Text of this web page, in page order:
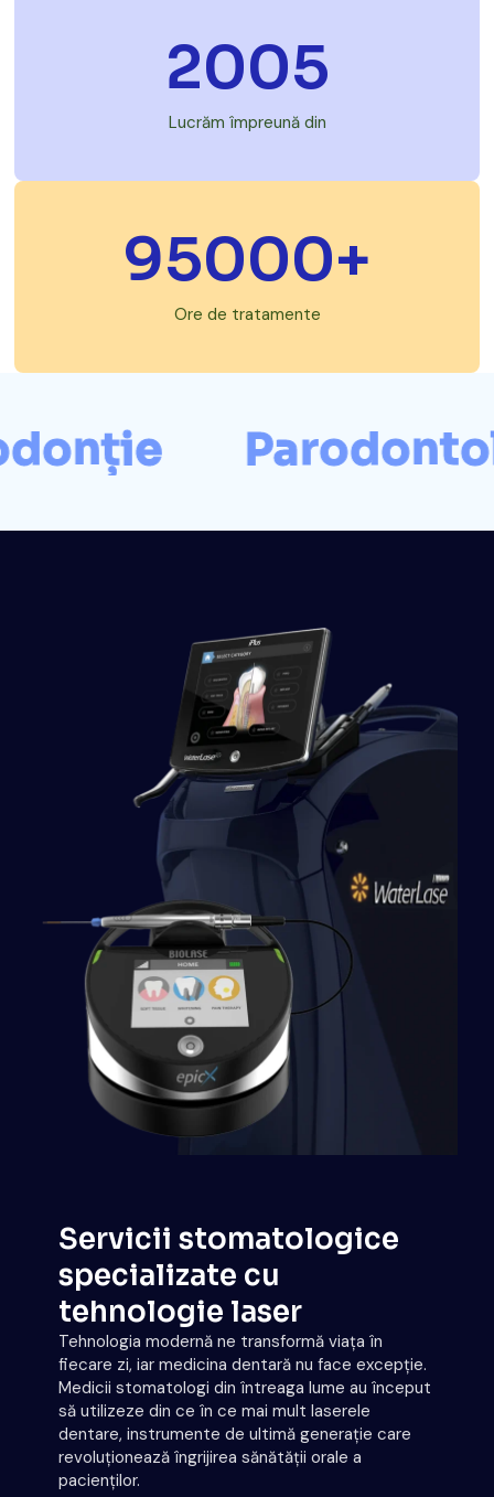
2005
Lucrăm împreună din
95000+
Ore de tratamente
Servicii stomatologice
specializate cu
tehnologie laser
Tehnologia modernă ne transformă viața în
fiecare zi, iar medicina dentară nu face excepție.
Medicii stomatologi din întreaga lume au început
să utilizeze din ce în ce mai mult laserele
dentare, instrumente de ultimă generație care
revoluționează îngrijirea sănătății orale a
pacienților.